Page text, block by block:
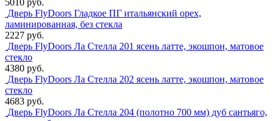
5010 руб.
Дверь FlyDoors Гладкое ПГ итальянский орех,
ламинированная, без стекла
2227 руб.
Дверь FlyDoors Ла Стелла 201 ясень латте, экошпон, матовое
стекло
4380 руб.
Дверь FlyDoors Ла Стелла 202 ясень латте, экошпон, матовое
стекло
4683 руб.
Дверь FlyDoors Ла Стелла 204 (полотно 700 мм) дуб сантьяго,